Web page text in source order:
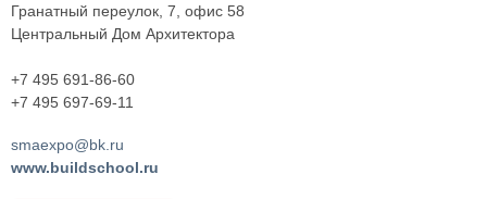
Гранатный переулок, 7, офис 58
Центральный Дом Архитектора
+7 495 691-86-60
+7 495 697-69-11
smaexpo@bk.ru
www.buildschool.ru